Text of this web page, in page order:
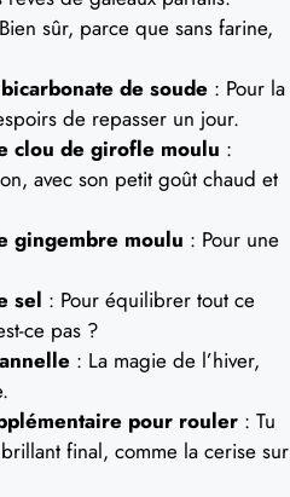
sûr, parce que sans farine,
de soude : Pour la
de repasser un jour.
clou de girofle moulu :
avec son petit goût chaud et
gingembre moulu : Pour une
sel : Pour équilibrer tout ce
ce pas ?
: La magie de l’hiver,
pour rouler : Tu
final, comme la cerise sur